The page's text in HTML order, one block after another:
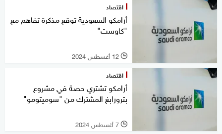
اقتصاد
أرامكو السعودية توقع مذكرة تفاهم مع
"كاوست"
l 12 أغسطس 2024
اقتصاد
أرامكو تشتري حصة في مشروع
بترورابغ المشترك من "سوميتومو"
l 7 أغسطس 2024